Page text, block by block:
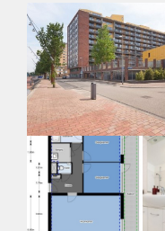
Huurtoeslag
Niet mogelijk
Inkomen eis
3,0 X Maandhuur Bruto
Huurtermijn
Onbepaalde termijn
Oplevering
Kaal